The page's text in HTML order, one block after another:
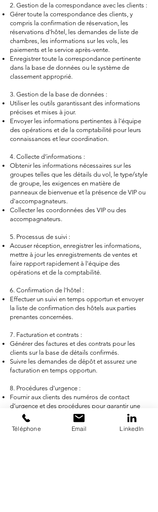
2. Gestion de la correspondance avec les clients :
Gérer toute la correspondance des clients, y
compris la confirmation de réservation, les
réservations d'hôtel, les demandes de liste de
chambres, les informations sur les vols, les
paiements et le service après-vente.
Enregistrer toute la correspondance pertinente
dans la base de données ou le système de
classement approprié.
3. Gestion de la base de données :
Utiliser les outils garantissant des informations
précises et mises à jour.
Envoyer les informations pertinentes à l'équipe
des opérations et de la comptabilité pour leurs
connaissances et leur coordination.
4. Collecte d’informations :
Obtenir les informations nécessaires sur les
groupes telles que les détails du vol, le type/style
de groupe, les exigences en matière de
panneaux de bienvenue et la présence de VIP ou
d'accompagnateurs.
Collecter les coordonnées des VIP ou des
accompagnateurs.
5. Processus de suivi :
Accuser réception, enregistrer les informations,
mettre à jour les enregistrements de ventes et
faire rapport rapidement à l'équipe des
opérations et de la comptabilité.
6. Confirmation de l'hôtel :
Effectuer un suivi en temps opportun et envoyer
la liste de confirmation des hôtels aux parties
prenantes concernées.
7. Facturation et contrats :
Générer des factures et des contrats pour les
clients sur la base de détails confirmés.
Suivre les demandes de dépôt et assurez une
facturation en temps opportun.
8. Procédures d'urgence :
Fournir aux clients des numéros de contact
d’urgence et des procédures pour garantir une
expérience fluide lors de leurs visites.
Téléphone Email LinkedIn